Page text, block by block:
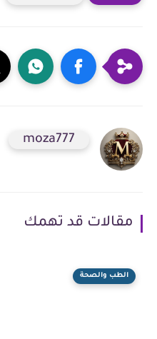
moza777
مقالات قد تهمك
الطب والصحة